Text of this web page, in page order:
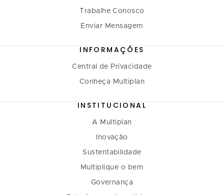
Trabalhe Conosco
Enviar Mensagem
INFORMAÇÕES
Central de Privacidade
Conheça Multiplan
INSTITUCIONAL
A Multiplan
Inovação
Sustentabilidade
Multiplique o bem
Governança